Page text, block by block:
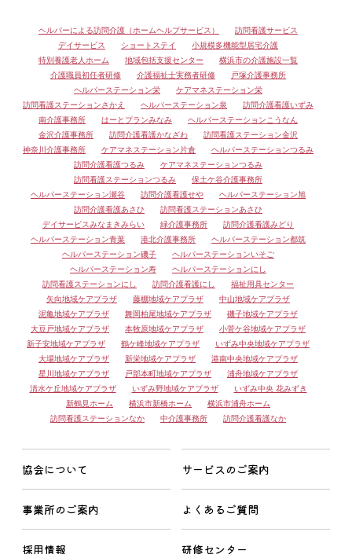
ヘルパーによる訪問介護（ホームヘルプサービス）
訪問看護サービス
デイサービス
ショートステイ
小規模多機能型居宅介護
特別養護老人ホーム
地域包括支援センター
横浜市の介護施設一覧
介護職員初任者研修
介護福祉士実務者研修
戸塚介護事務所
ヘルパーステーション栄
ケアマネステーション栄
訪問看護ステーションさかえ
ヘルパーステーション泉
訪問介護看護いずみ
南介護事務所
はーとプランみなみ
ヘルパーステーションこうなん
金沢介護事務所
訪問介護看護かなざわ
訪問看護ステーション金沢
神奈川介護事務所
ケアマネステーション片倉
ヘルパーステーションつるみ
訪問介護看護つるみ
ケアマネステーションつるみ
訪問看護ステーションつるみ
保土ケ谷介護事務所
ヘルパーステーション瀬谷
訪問介護看護せや
ヘルパーステーション旭
訪問介護看護あさひ
訪問看護ステーションあさひ
デイサービスみなまきみらい
緑介護事務所
訪問介護看護みどり
ヘルパーステーション青葉
港北介護事務所
ヘルパーステーション都筑
ヘルパーステーション磯子
ヘルパーステーションいそご
ヘルパーステーション寿
ヘルパーステーションにし
訪問看護ステーションにし
訪問介護看護にし
福祉用具センター
矢向地域ケアプラザ
藤棚地域ケアプラザ
中山地域ケアプラザ
泥亀地域ケアプラザ
舞岡柏尾地域ケアプラザ
磯子地域ケアプラザ
大豆戸地域ケアプラザ
本牧原地域ケアプラザ
小菅ケ谷地域ケアプラザ
新子安地域ケアプラザ
鶴ケ峰地域ケアプラザ
いずみ中央地域ケアプラザ
大場地域ケアプラザ
新栄地域ケアプラザ
港南中央地域ケアプラザ
星川地域ケアプラザ
戸部本町地域ケアプラザ
浦舟地域ケアプラザ
清水ケ丘地域ケアプラザ
いずみ野地域ケアプラザ
いずみ中央 花みずき
新鶴見ホーム
横浜市新橋ホーム
横浜市浦舟ホーム
訪問看護ステーションなか
中介護事務所 訪問介護看護なか
協会について サービスのご案内
事業所のご案内 よくあるご質問
採用情報 研修センター